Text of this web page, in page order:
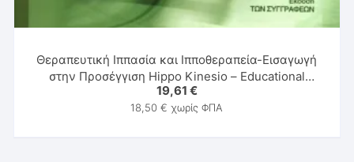
Θεραπευτική Ιππασία και Ιπποθεραπεία-Εισαγωγή
στην Προσέγγιση Hippo Kinesio – Educational
Rehabilitation (Hi.K.E.R.)
19,61 €
18,50€ χωρίς ΦΠΑ